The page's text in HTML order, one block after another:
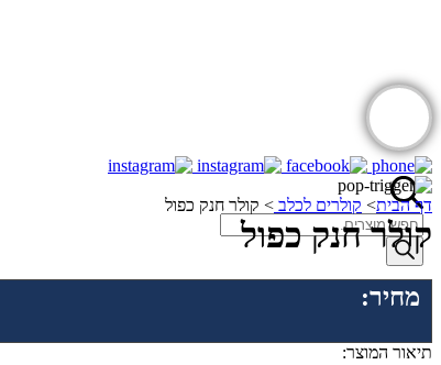
Products
search
דף הבית> קולרים לכלב > קולר חנק כפול
קולר חנק כפול
מחיר:
תיאור המוצר: